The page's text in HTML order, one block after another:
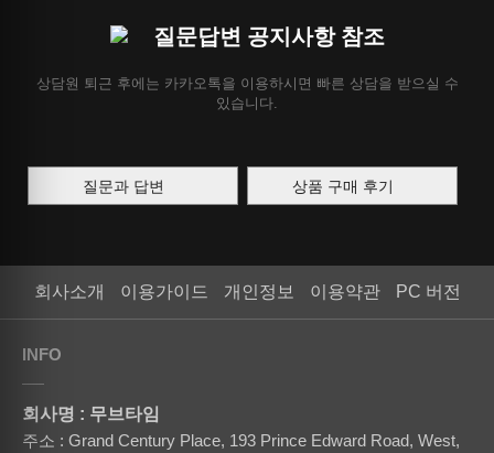
질문답변 공지사항 참조
상담원 퇴근 후에는 카카오톡을 이용하시면 빠른 상담을 받으실 수
있습니다.
질문과 답변 상품 구매 후기
회사소개 이용가이드 개인정보 이용약관 PC 버전
INFO
회사명 : 무브타임
주소 : Grand Century Place, 193 Prince Edward Road, West,